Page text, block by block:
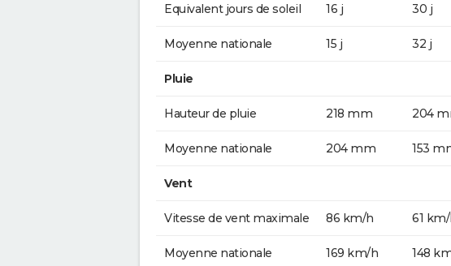
Equivalent jours de soleil 16 j 30 j
Moyenne nationale 15 j 32 j
Pluie
Hauteur de pluie 218 mm 204
Moyenne nationale 204 mm 153
Vent
Vitesse de vent maximale 86 km/h 61
Moyenne nationale 169 km/h 148